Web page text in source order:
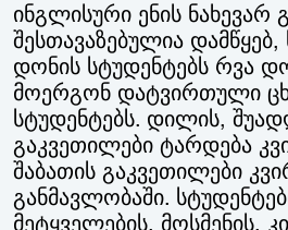
ინგლისური ენის ნახევარ
შესთავაზებულია
დონის სტუდენტებს რვა
მოერგონ დატვირთული
სტუდენტებს. დილის,
გაკვეთილები ტარდება
შაბათის გაკვეთილები
განმავლობაში.
მეტყველების, მოსმენის,